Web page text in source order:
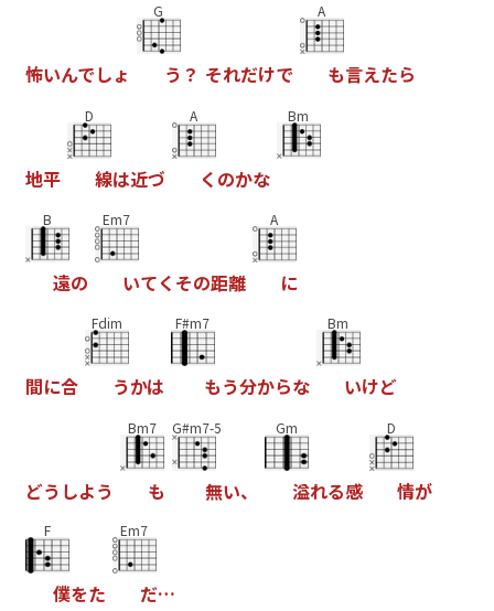
怖いんでしょ
G
う ？ それだけで
A
も言えたら
地平
D
線は近づ
A
く のかな
Bm
B
遠の
Em7
いてく その距離
A
に
間に合
Fdim
うかは
F#m7
もう分からな
Bm
いけど
どう しよう
Bm7
も
G#m7-5
無い、
Gm
溢れる感
D
情が
F
僕をた
Em7
だ…